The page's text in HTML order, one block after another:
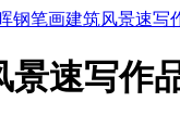
钢笔画建筑风景速写
景速写作